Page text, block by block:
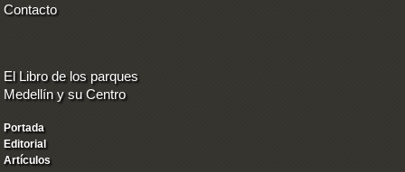
Contacto
El Libro de los parques
Medellín y su Centro
Portada
Editorial
Artículos